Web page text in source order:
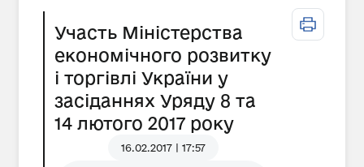
Участь Міністерства
економічного розвитку
і торгівлі України у
засіданнях Уряду 8 та
14 лютого 2017 року
16.02.2017 | 17:57